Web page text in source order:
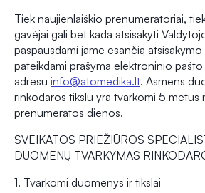
Tiek naujienlaiškio prenumeratoriai,
gavėjai gali bet kada atsisakyti
paspausdami jame esančią
pateikdami prašymą elektroninio pašto
adresu info@atomedika.lt. Asmens
rinkodaros tikslu yra tvarkomi 5 metus
prenumeratos dienos.
SVEIKATOS PRIEŽIŪROS
DUOMENŲ TVARKYMAS
1. Tvarkomi duomenys ir tikslai